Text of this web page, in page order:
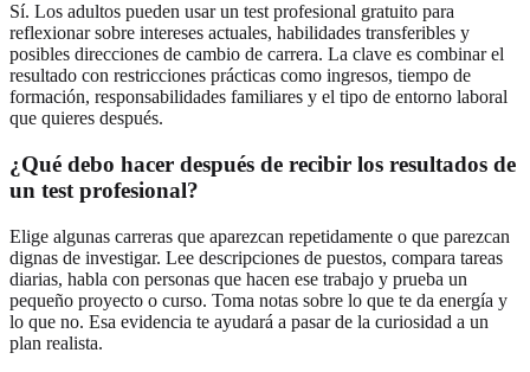
Sí. Los adultos pueden usar un test profesional gratuito para
reflexionar sobre intereses actuales, habilidades transferibles y
posibles direcciones de cambio de carrera. La clave es combinar el
resultado con restricciones prácticas como ingresos, tiempo de
formación, responsabilidades familiares y el tipo de entorno laboral
que quieres después.
¿Qué debo hacer después de recibir los resultados de
un test profesional?
Elige algunas carreras que aparezcan repetidamente o que parezcan
dignas de investigar. Lee descripciones de puestos, compara tareas
diarias, habla con personas que hacen ese trabajo y prueba un
pequeño proyecto o curso. Toma notas sobre lo que te da energía y
lo que no. Esa evidencia te ayudará a pasar de la curiosidad a un
plan realista.